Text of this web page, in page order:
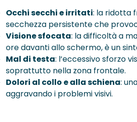
Occhi secchi e irritati: la ridotta
secchezza persistente che
Visione sfocata: la difficoltà a
ore davanti allo schermo, è un
Mal di testa: l’eccessivo sforzo
soprattutto nella zona frontale.
Dolori al collo e alla schiena:
aggravando i problemi visivi.